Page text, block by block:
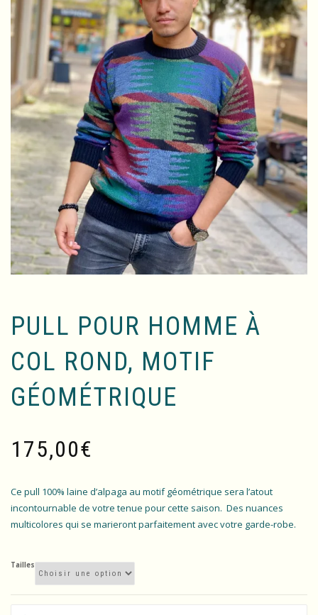
PULL POUR HOMME À
COL ROND, MOTIF
GÉOMÉTRIQUE
175,00€
Ce pull 100% laine d’alpaga au motif géométrique sera l’atout
incontournable de votre tenue pour cette saison. Des nuances
multicolores qui se marieront parfaitement avec votre garde-robe.
Tailles